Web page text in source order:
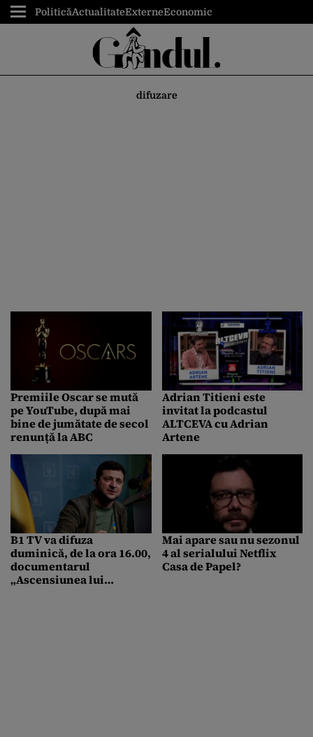
PoliticăActualitateExterneEconomic
difuzare
Premiile Oscar se mută
pe YouTube, după mai
bine de jumătate de secol
renunță la ABC
Adrian Titieni este
invitat la podcastul
ALTCEVA cu Adrian
Artene
B1 TV va difuza
duminică, de la ora 16.00,
documentarul
„Ascensiunea lui
Mai apare sau nu sezonul
4 al serialului Netflix
Casa de Papel?